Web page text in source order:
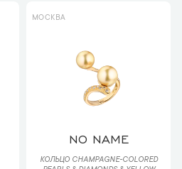
МОСКВА
NO NAME
КОЛЬЦО CHAMPAGNE-COLORED